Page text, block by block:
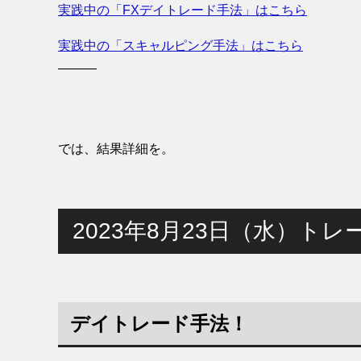
実践中の「FXデイトレード手法」はこちら
実践中の「スキャルピング手法」はこちら
———
では、結果詳細を。
2023年8月23日（水）トレ
デイトレード手法！